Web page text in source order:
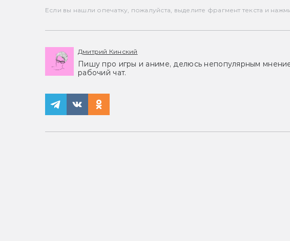
Если вы нашли опечатку, пожалуйста, выделите фрагмент текста и
Дмитрий Кинский
Пишу про игры и аниме, делюсь непопулярным
рабочий чат.